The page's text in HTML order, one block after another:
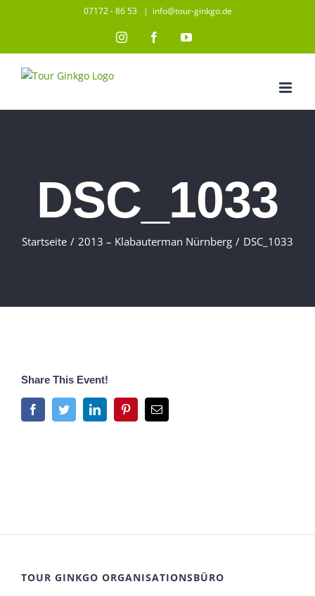
07172 - 86 53 | info@tour-ginkgo.de
InstagramFacebookYouTube
DSC_1033
Startseite / 2013 – Klabauterman Nürnberg / DSC_1033
Share This Event!
FacebookTwitterLinkedInPinterestE-
Mail
TOUR GINKGO ORGANISATIONSBÜRO